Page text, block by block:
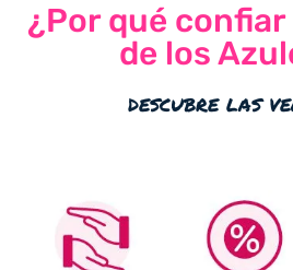
¿Por qué confiar
de los
descubre las